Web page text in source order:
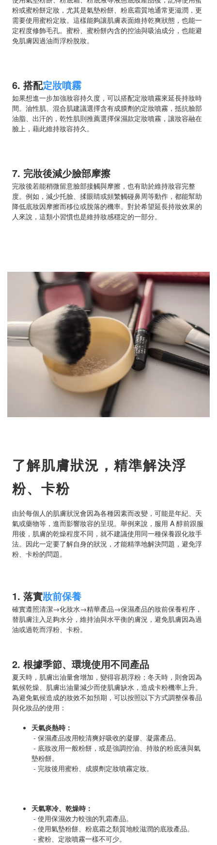
粉或蜜粉餅定妝，尤其是氣墊粉餅、粉底霜質地通常更滋潤，更
需要使用蜜粉定妝。這樣能夠讓肌膚表面維持乾爽狀態，也能一
定程度修飾毛孔。蜜粉、蜜粉餅內含的控油與吸油成分，也能避
免肌膚因過油而浮粉脫妝。
6. 搭配定妝噴霧
如果想進一步加強妝容持久度，可以搭配定妝噴霧來延長持妝時
間。油性肌、混合肌建議選擇含有成膜劑的定妝噴霧，抵抗臉部
油脂、出汗的，乾性肌則推薦選擇保濕款定妝噴霧，讓妝容融在
臉上，藉此維持妝容持久。
7. 完妝後減少臉部摩擦
完妝後若能稍微留意臉部接觸與摩擦，也有助於維持妝容完整
度。例如，減少托臉、揉眼睛或頻繁觸碰鼻周等動作，都能幫助
降低底妝因摩擦而移位或脫落的機率。對於希望延長持妝效果的
人來說，這類小習慣也是維持妝感穩定的一部分。
了解肌膚狀況，精準解決浮
粉、卡粉
由於每個人的肌膚狀況會因為各種因素而改變，可能是年紀、天
氣或藥物等，進而影響妝容的呈現。舉例來說，服用 A 醇前跟服
用後，肌膚的乾燥程度不同，就不建議使用同一種保養跟化妝手
法。因此一定要了解自身的狀況，才能精準地解決問題，避免浮
粉、卡粉的問題。
1. 落實妝前保養
確實遵照清潔→化妝水→精華產品→保濕產品的妝前保養程序，
替肌膚注入足夠水分，維持油與水平衡的膚況，避免肌膚因為過
油或過乾而浮粉、卡粉。
2. 根據季節、環境使用不同產品
夏天時，肌膚出油量會增加，變得容易浮粉；冬天時，則會因為
氣候乾燥、肌膚出油量減少而使肌膚缺水，造成卡粉機率上升。
為避免氣候造成的妝效不如預期，可以按照以下方式調整保養品
與化妝品的使用：
天氣炎熱時：
- 保濕產品改用較清爽好吸收的凝膠、凝露產品。
- 底妝改用一般粉餅，或是強調控油、持妝的粉底液與氣
墊粉餅。
- 完妝後用蜜粉、成膜劑定妝噴霧定妝。
天氣寒冷、乾燥時：
- 使用保濕效力較強的乳霜產品。
- 使用氣墊粉餅、粉底霜之類質地較滋潤的底妝產品。
- 蜜粉、定妝噴霧一樣不可少。